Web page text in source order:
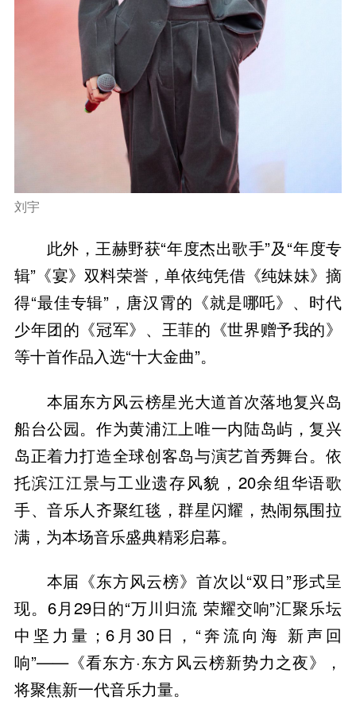
刘宇
此外，王赫野获“年度杰出歌手”及“年度专
辑”《宴》双料荣誉，单依纯凭借《纯妹妹》摘
得“最佳专辑”，唐汉霄的《就是哪吒》、时代
少年团的《冠军》、王菲的《世界赠予我的》
等十首作品入选“十大金曲”。
本届东方风云榜星光大道首次落地复兴岛
船台公园。作为黄浦江上唯一内陆岛屿，复兴
岛正着力打造全球创客岛与演艺首秀舞台。依
托滨江江景与工业遗存风貌，20余组华语歌
手、音乐人齐聚红毯，群星闪耀，热闹氛围拉
满，为本场音乐盛典精彩启幕。
本届《东方风云榜》首次以“双日”形式呈
现。6月29日的“万川归流 荣耀交响”汇聚乐坛
中坚力量；6月30日，“奔流向海 新声回
响”——《看东方·东方风云榜新势力之夜》，
将聚焦新一代音乐力量。